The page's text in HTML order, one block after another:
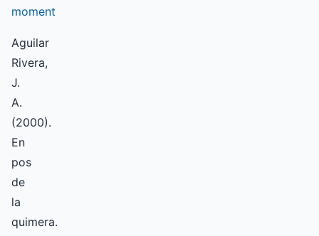
moment
Aguilar
Rivera,
J.
A.
(2000).
En
pos
de
la
quimera.